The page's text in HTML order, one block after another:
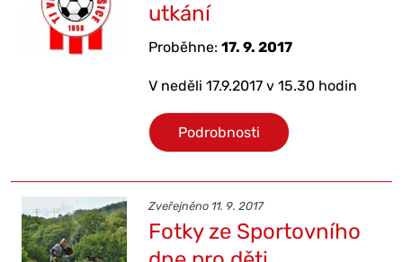
utkání
Proběhne:17. 9. 2017
V neděli 17.9.2017 v 15.30 hodin
Podrobnosti
Zveřejněno 11. 9. 2017
Fotky ze Sportovního